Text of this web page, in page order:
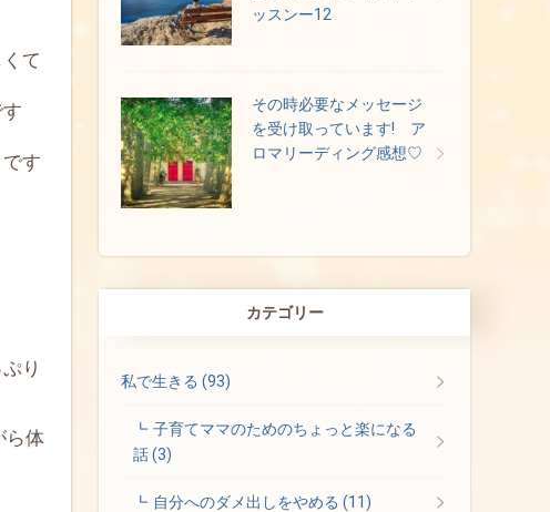
て
す
り
ら体
ッスンー12
その時必要なメッセージ
を受け取っています! ア
ロマリーディング感想♡
カテゴリー
私で生きる (93)
子育てママのためのちょっと楽になる
話(3)
自分へのダメ出しをやめる(11)